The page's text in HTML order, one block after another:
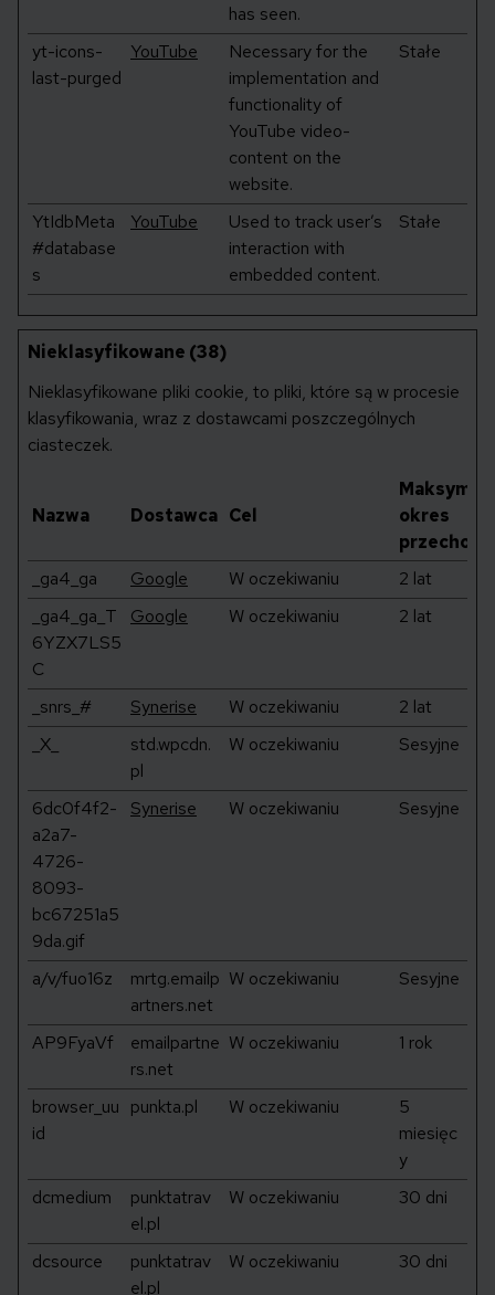
has seen.
yt-icons-
last-purged
YouTube
Necessary for the
implementation and
functionality of
YouTube video-
content on the
website.
Stałe
YtIdbMeta
#database
s
YouTube
Used to track user’s
interaction with
embedded content.
Stałe
Nieklasyfikowane (38)
Nieklasyfikowane pliki cookie, to pliki, które są w procesie
klasyfikowania, wraz z dostawcami poszczególnych
ciasteczek.
Nazwa Dostawca Cel
okres
_ga4_ga
Google W oczekiwaniu
2 lat
_ga4_ga_T
6YZX7LS5
C
Google W oczekiwaniu 2 lat
_snrs_# Synerise W oczekiwaniu
2 lat
_X_
std.wpcdn.
pl
W oczekiwaniu Sesyjne
6dc0f4f2-
a2a7-
4726-
8093-
bc67251a5
9da.gif
Synerise W oczekiwaniu Sesyjne
a/v/fuo16z
mrtg.emailp
artners.net
W oczekiwaniu Sesyjne
AP9FyaVf
emailpartne
rs.net
W oczekiwaniu 1 rok
browser_uu
id
punkta.pl W oczekiwaniu
5
miesięc
y
dcmedium
punktatrav
el.pl
W oczekiwaniu 30 dni
dcsource
punktatrav
el.pl
W oczekiwaniu 30 dni